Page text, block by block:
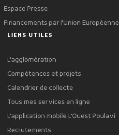
Espace Presse
Financements par l'Union Européenne
LIENS UTILES
L'agglomération
Compétences et projets
Calendrier de collecte
Tous mes services en ligne
L'application mobile L'Ouest Poulavi
Recrutements